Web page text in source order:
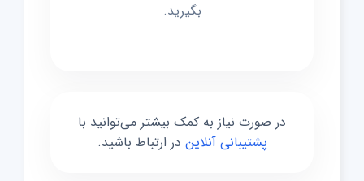
بگیرید.
در صورت نیاز به کمک بیشتر می‌توانید با
پشتیبانی آنلاین در ارتباط باشید.